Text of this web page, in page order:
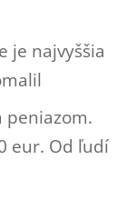
je najvyššia
peniazom.
eur. Od ľudí